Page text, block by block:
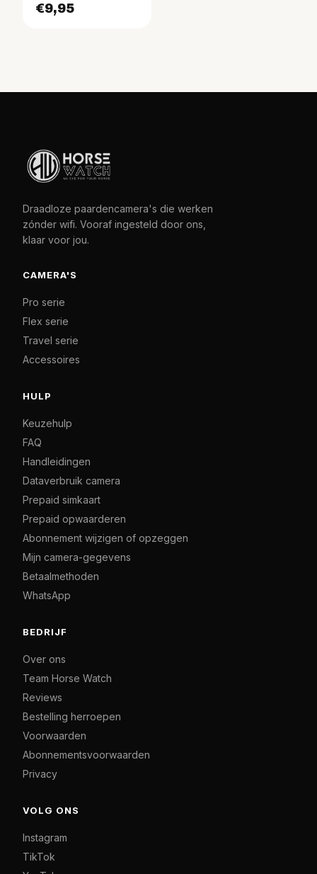
€9,95
Draadloze paardencamera's die werken
zónder wifi. Vooraf ingesteld door ons,
klaar voor jou.
CAMERA'S
Pro serie
Flex serie
Travel serie
Accessoires
HULP
Keuzehulp
FAQ
Handleidingen
Dataverbruik camera
Prepaid simkaart
Prepaid opwaarderen
Abonnement wijzigen of opzeggen
Mijn camera-gegevens
Betaalmethoden
WhatsApp
BEDRIJF
Over ons
Team Horse Watch
Reviews
Bestelling herroepen
Voorwaarden
Abonnementsvoorwaarden
Privacy
VOLG ONS
Instagram
TikTok